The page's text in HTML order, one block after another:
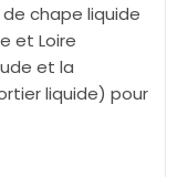
chape liquide
et Loire
et la
liquide) pour